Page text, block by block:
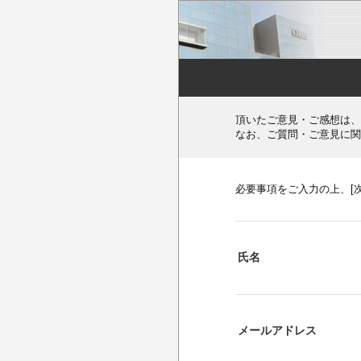
頂いたご意見・ご感想は
なお、ご質問・ご意見に
必要事項をご入力の上、[
氏名
メールアドレス